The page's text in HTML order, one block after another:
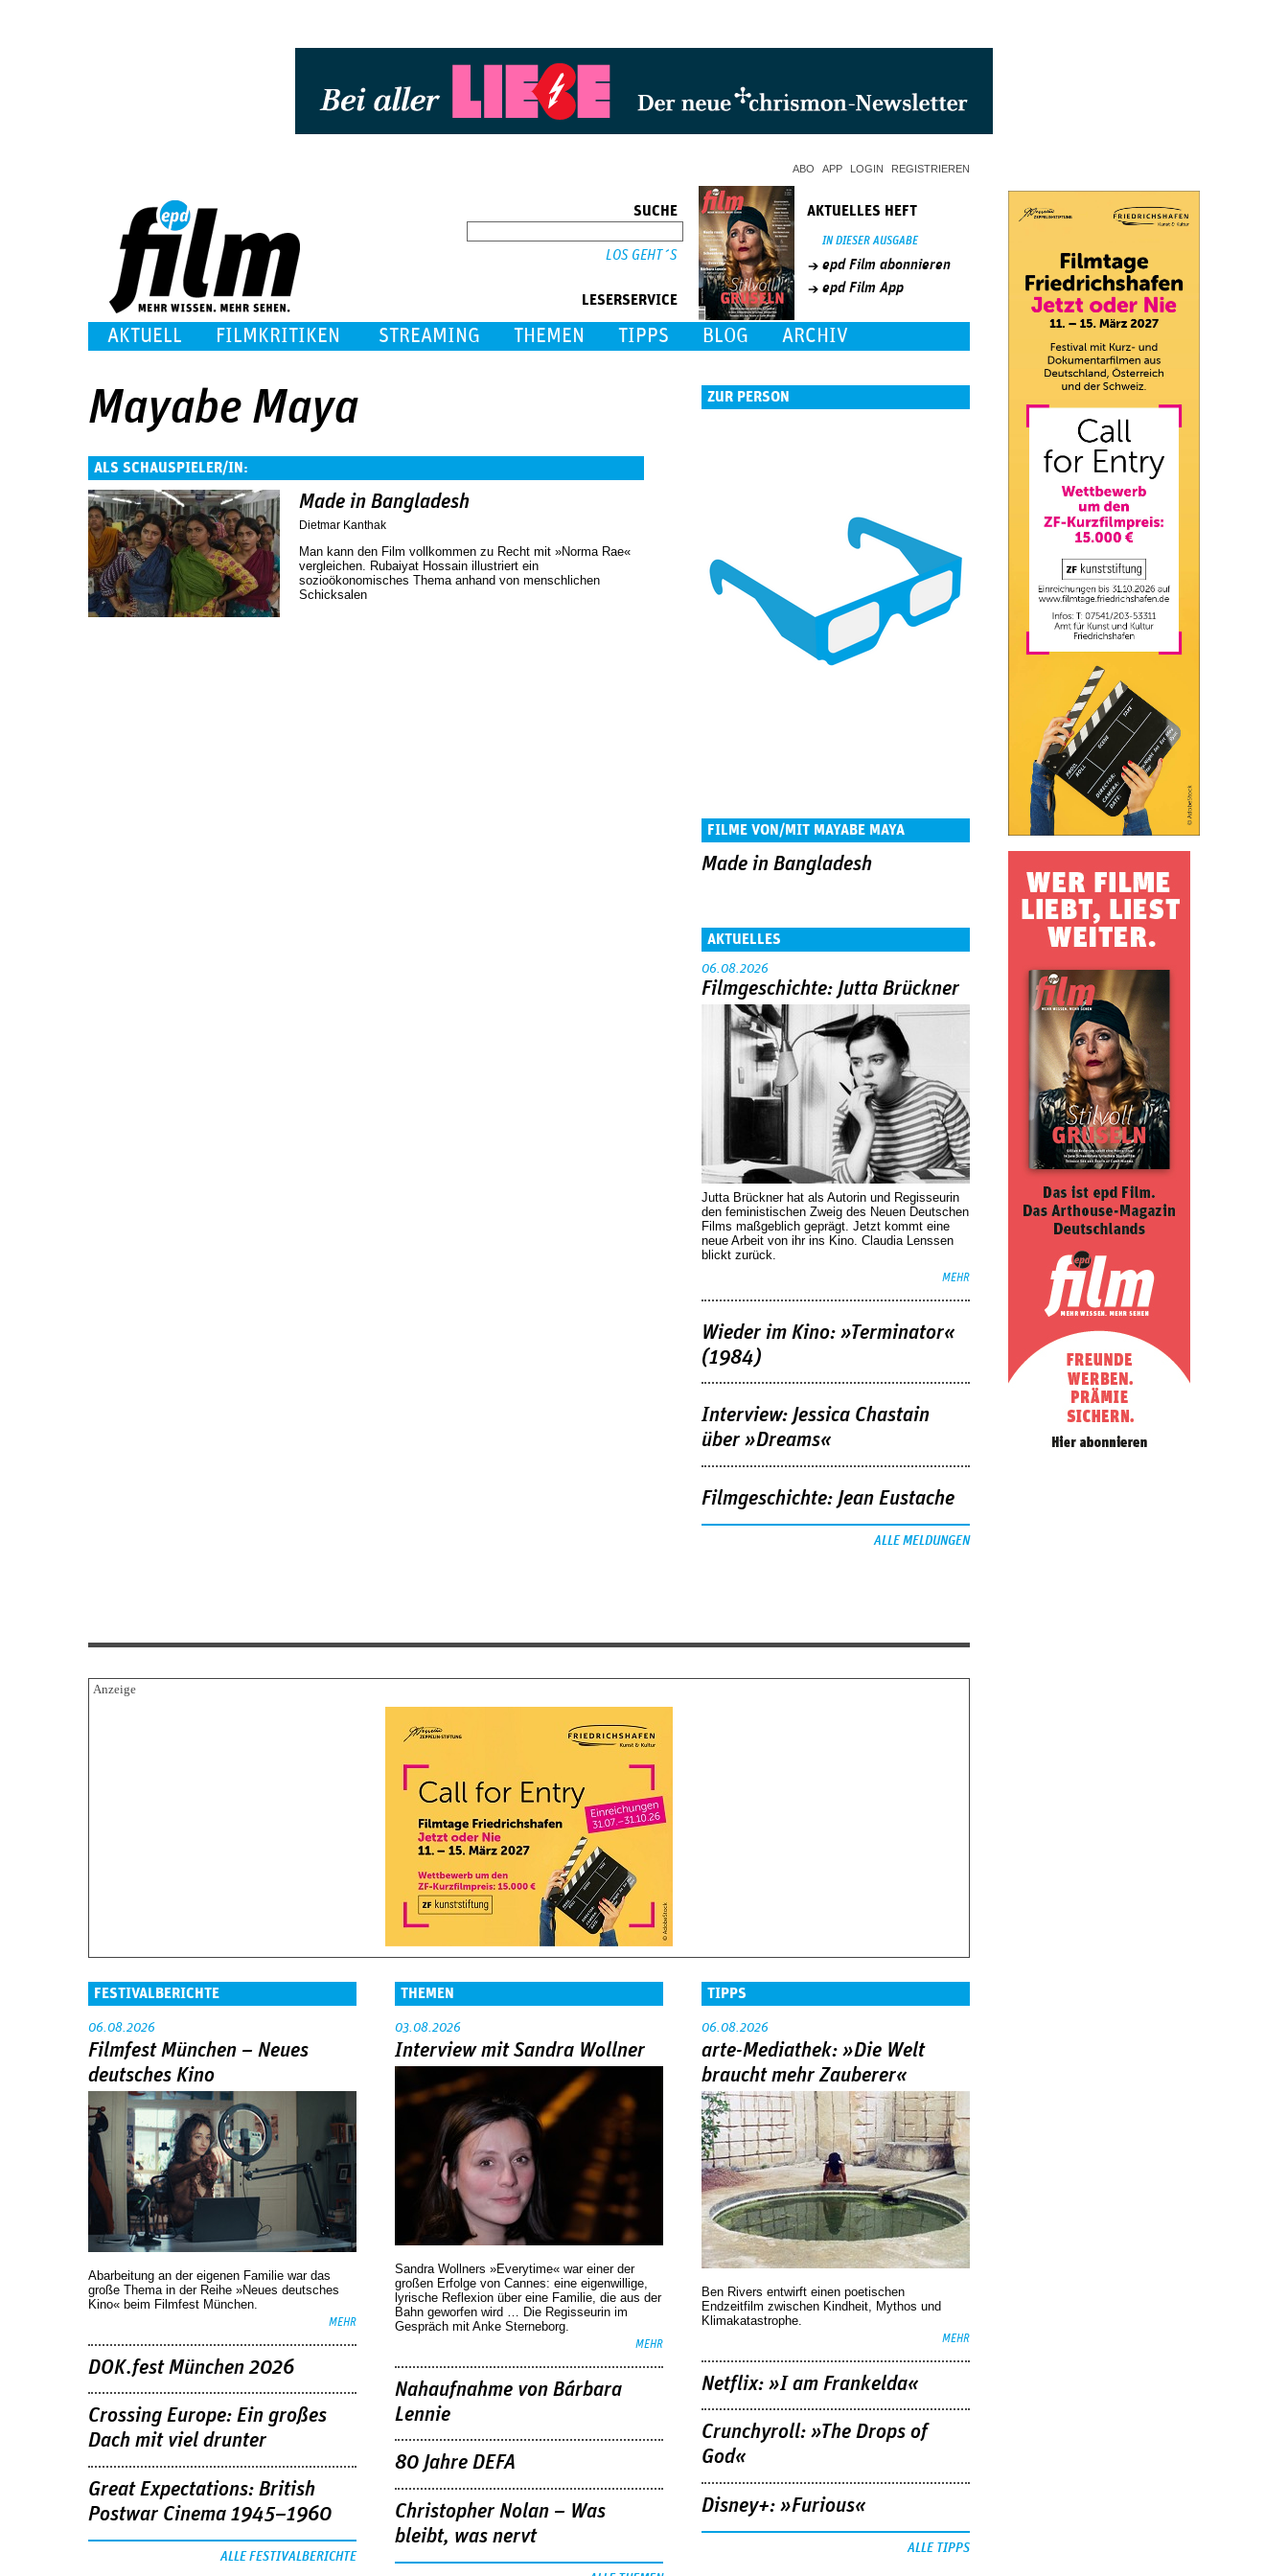
ABO APP LOGIN REGISTRIEREN
SUCHE
LESERSERVICE
AKTUELLES HEFT
IN DIESER AUSGABE
epd Film abonnieren
epd Film App
AKTUELL FILMKRITIKEN STREAMING THEMEN TIPPS BLOG ARCHIV
Mayabe Maya
ALS SCHAUSPIELER/IN:
Made in Bangladesh
Dietmar Kanthak
Man kann den Film vollkommen zu Recht mit »Norma Rae«
vergleichen. Rubaiyat Hossain illustriert ein
sozioökonomisches Thema anhand von menschlichen
Schicksalen
ZUR PERSON
FILME VON/MIT MAYABE MAYA
Made in Bangladesh
AKTUELLES
06.08.2026
Filmgeschichte: Jutta Brückner
Jutta Brückner hat als Autorin und Regisseurin
den feministischen Zweig des Neuen Deutschen
Films maßgeblich geprägt. Jetzt kommt eine
neue Arbeit von ihr ins Kino. Claudia Lenssen
blickt zurück.
MEHR
Wieder im Kino: »Terminator«
(1984)
Interview: Jessica Chastain
über »Dreams«
Filmgeschichte: Jean Eustache
ALLE MELDUNGEN
FESTIVALBERICHTE
06.08.2026
Filmfest München – Neues
deutsches Kino
Abarbeitung an der eigenen Familie war das
große Thema in der Reihe »Neues deutsches
Kino« beim Filmfest München.
MEHR
DOK.fest München 2026
Crossing Europe: Ein großes
Dach mit viel drunter
Great Expectations: British
Postwar Cinema 1945–1960
ALLE FESTIVALBERICHTE
THEMEN
03.08.2026
Interview mit Sandra Wollner
Sandra Wollners »Everytime« war einer der
großen Erfolge von Cannes: eine eigenwillige,
lyrische Reflexion über eine ­Familie, die aus der
Bahn geworfen wird … Die Regisseurin im
Gespräch mit Anke Sterneborg.
MEHR
Nahaufnahme von Bárbara
Lennie
80 Jahre DEFA
Christopher Nolan – Was
bleibt, was nervt
TIPPS
06.08.2026
arte-Mediathek: »Die Welt
braucht mehr Zauberer«
Ben Rivers entwirft einen poetischen
Endzeitfilm zwischen Kindheit, Mythos und
Klimakatastrophe.
MEHR
Netflix: »I am Frankelda«
Crunchyroll: »The Drops of
God«
Disney+: »Furious«
ALLE TIPPS